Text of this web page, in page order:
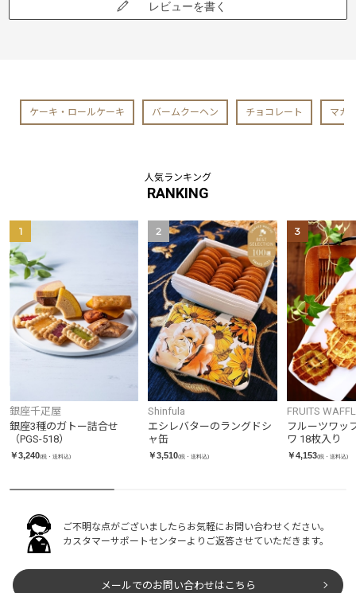
レビューを書く
ケーキ・ロールケーキ バームクーヘン チョコレート マカ
人気ランキング
RANKING
1
銀座千疋屋
銀座3種のガトー詰合せ
（PGS-518）
￥3,240(税・送料込)
2
Shinfula
エシレバターのラングドシ
ャ缶
￥3,510(税・送料込)
3
FRUITS
FRUWA
フルーツワッ
ワ 18枚入り
￥4,153(税・送料込)
ご不明な点がございましたらお気軽にお問い合わせください。
カスタマーサポートセンターよりご返答させていただきます。
メールでのお問い合わせはこちら